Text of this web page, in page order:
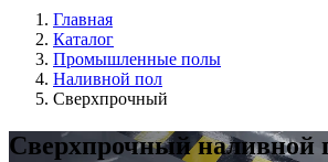
Главная
Каталог
Промышленные полы
Наливной пол
Сверхпрочный
Сверхпрочный наливной